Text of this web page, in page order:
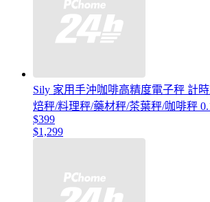
Sily 家用手沖咖啡高精度電子秤 計
焙秤/料理秤/藥材秤/茶葉秤/咖啡秤
$399
$1,299